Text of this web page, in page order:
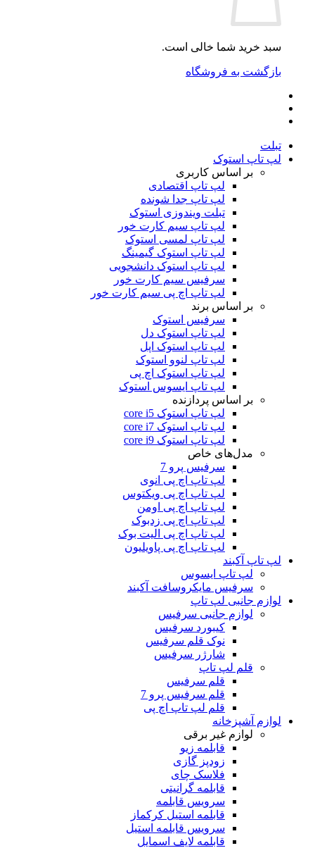
سبد خرید شما خالی است.
بازگشت به فروشگاه
تبلت
لپ تاپ استوک
بر اساس کاربری
لپ تاپ اقتصادی
لپ تاپ جدا شونده
تبلت ویندوزی استوک
لپ تاپ سیم کارت خور
لپ تاپ لمسی استوک
لپ تاپ استوک گیمینگ
لپ تاپ استوک دانشجویی
سرفیس سیم کارت خور
لپ تاپ اچ پی سیم کارت خور
بر اساس برند
سرفیس استوک
لپ تاپ استوک دل
لپ تاپ استوک اپل
لپ تاپ لنوو استوک
لپ تاپ استوک اچ پی
لپ تاپ ایسوس استوک
بر اساس پردازنده
لپ تاپ استوک core i5
لپ تاپ استوک core i7
لپ تاپ استوک core i9
مدل‌های خاص
سرفیس پرو 7
لپ تاپ اچ پی انوی
لپ تاپ اچ پی ویکتوس
لپ تاپ اچ پی اومن
لپ تاپ اچ پی زدبوک
لپ تاپ اچ پی الیت بوک
لپ تاپ اچ پی پاویلیون
لپ تاپ آکبند
لپ تاپ ایسوس
سرفیس مایکروسافت آکبند
لوازم جانبی لپ تاپ
لوازم جانبی سرفیس
کیبورد سرفیس
نوک قلم سرفیس
شارژر سرفیس
قلم لپ تاپ
قلم سرفیس
قلم سرفیس پرو 7
قلم لپ تاپ اچ پی
لوازم آشپزخانه
لوازم غیر برقی
قابلمه زیو
زودپز گازی
فلاسک چای
قابلمه گرانیتی
سرویس قابلمه
قابلمه استیل کرکماز
سرویس قابلمه استیل
قابلمه لایف اسمایل